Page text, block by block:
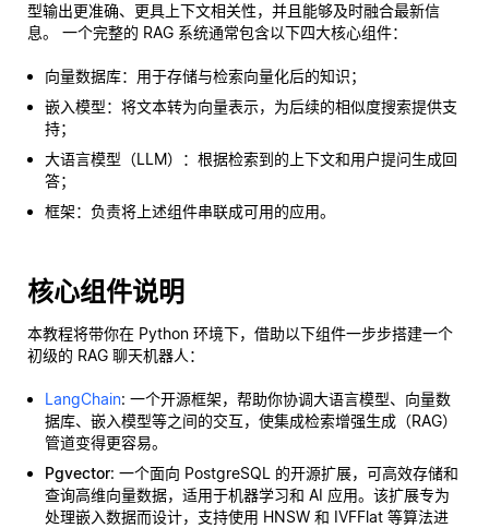
型输出更准确、更具上下文相关性，并且能够及时融合最新信
息。 一个完整的 RAG 系统通常包含以下四大核心组件：
向量数据库：用于存储与检索向量化后的知识；
嵌入模型：将文本转为向量表示，为后续的相似度搜索提供支
持；
大语言模型（LLM）：根据检索到的上下文和用户提问生成回
答；
框架：负责将上述组件串联成可用的应用。
核心组件说明
本教程将带你在 Python 环境下，借助以下组件一步步搭建一个
初级的 RAG 聊天机器人：
LangChain: 一个开源框架，帮助你协调大语言模型、向量数
据库、嵌入模型等之间的交互，使集成检索增强生成（RAG）
管道变得更容易。
Pgvector: 一个面向 PostgreSQL 的开源扩展，可高效存储和
查询高维向量数据，适用于机器学习和 AI 应用。该扩展专为
处理嵌入数据而设计，支持使用 HNSW 和 IVFFlat 等算法进